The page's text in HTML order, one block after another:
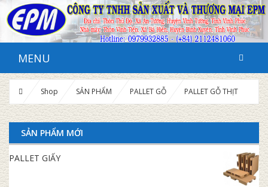
MENU
Shop SẢN PHẨM PALLET GỖ PALLET GỖ THỊT
SẢN PHẨM MỚI
PALLET GIẤY